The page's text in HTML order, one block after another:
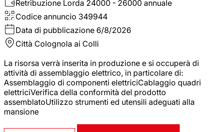
Retribuzione Lorda 24000 - 26000 annuale
Codice annuncio 349944
Data di pubblicazione 6/8/2026
Città Colognola ai Colli
La risorsa verrà inserita in produzione e si occuperà di
attività di assemblaggio elettrico, in particolare di:
Assemblaggio di componenti elettriciCablaggio quadri
elettriciVerifica della conformità del prodotto
assemblatoUtilizzo strumenti ed utensili adeguati alla
mansione